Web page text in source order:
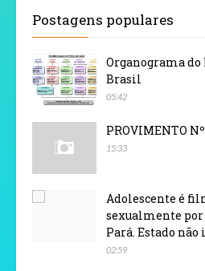
Postagens populares
Organograma
Brasil
05:42
PROVIMENTO
15:33
Adolescente é
sexualmente por
Pará. Estado
02:59